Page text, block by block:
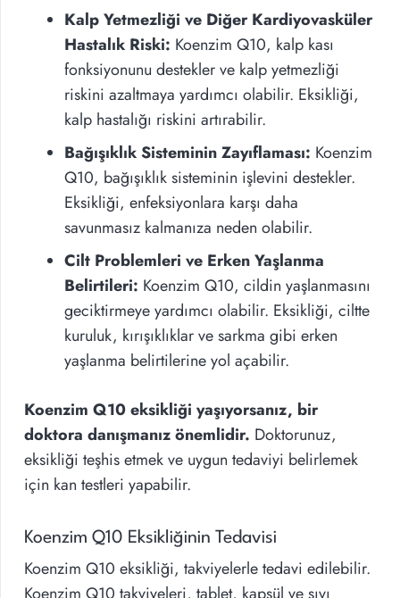
Kalp Yetmezliği ve Diğer Kardiyovasküler
Hastalık Riski: Koenzim Q10, kalp kası
fonksiyonunu destekler ve kalp yetmezliği
riskini azaltmaya yardımcı olabilir. Eksikliği,
kalp hastalığı riskini artırabilir.
Bağışıklık Sisteminin Zayıflaması: Koenzim
Q10, bağışıklık sisteminin işlevini destekler.
Eksikliği, enfeksiyonlara karşı daha
savunmasız kalmanıza neden olabilir.
Cilt Problemleri ve Erken Yaşlanma
Belirtileri: Koenzim Q10, cildin yaşlanmasını
geciktirmeye yardımcı olabilir. Eksikliği, ciltte
kuruluk, kırışıklıklar ve sarkma gibi erken
yaşlanma belirtilerine yol açabilir.
Koenzim Q10 eksikliği yaşıyorsanız, bir
doktora danışmanız önemlidir. Doktorunuz,
eksikliği teşhis etmek ve uygun tedaviyi belirlemek
için kan testleri yapabilir.
Koenzim Q10 Eksikliğinin Tedavisi
Koenzim Q10 eksikliği, takviyelerle tedavi edilebilir.